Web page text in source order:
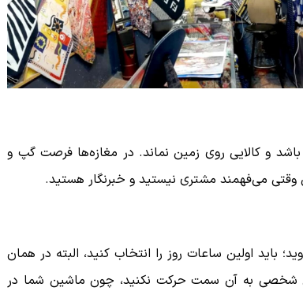
و کالایی روی زمین نماند. در مغازه‌ها فرصت گپ و
می‌فهمند مشتری نیستید و خبرنگار هستید.
به بازار بزرگ تهران بروید؛ باید اولین ساعات روز را انتخاب کنید، البته در همان
شخصی به آن سمت حرکت نکنید، چون ماشین شما در